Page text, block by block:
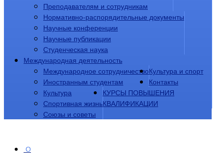
Преподавателям и сотрудникам
Нормативно-распорядительные документы
Научные конференции
Научные публикации
Студенческая наука
Международная деятельность
Международное сотрудничество
Иностранным студентам
Культура и спорт
Культура
Спортивная жизнь
Союзы и советы
Контакты
КУРСЫ ПОВЫШЕНИЯ
КВАЛИФИКАЦИИ
О